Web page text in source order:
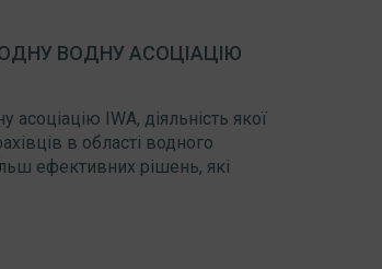
ВОДНУ АСОЦІАЦІЮ
IWA, діяльність якої
в області водного
ефективних рішень, які